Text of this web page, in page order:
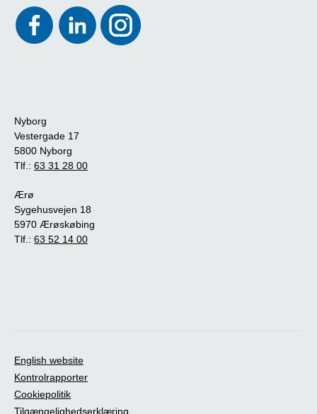
Nyborg
Vestergade 17
5800 Nyborg
Tlf.: 63 31 28 00
Ærø
Sygehusvejen 18
5970 Ærøskøbing
Tlf.: 63 52 14 00
English website
Kontrolrapporter
Cookiepolitik
Tilgængelighedserklæring